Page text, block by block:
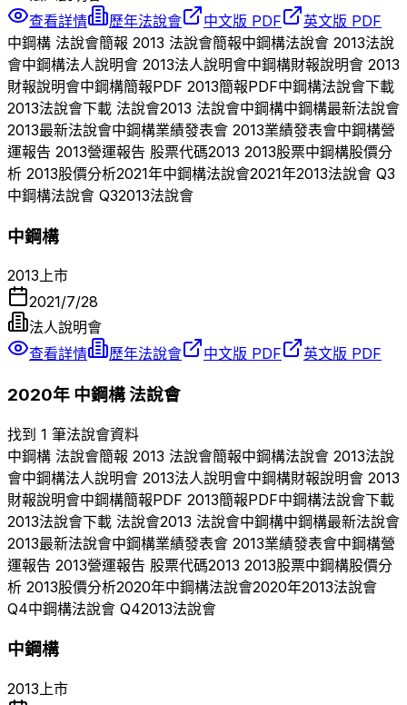
查看詳情
歷年法說會 中文版 PDF
英文版 PDF
中鋼構 法說會簡報 2013 法說會簡報中鋼構法說會 2013法說
會中鋼構法人說明會 2013法人說明會中鋼構財報說明會 2013
財報說明會中鋼構簡報PDF 2013簡報PDF中鋼構法說會下載
2013法說會下載 法說會2013 法說會中鋼構中鋼構最新法說會
2013最新法說會中鋼構業績發表會 2013業績發表會中鋼構營
運報告 2013營運報告 股票代碼2013 2013股票中鋼構股價分
析 2013股價分析2021年中鋼構法說會2021年2013法說會 Q3
中鋼構法說會 Q32013法說會
中鋼構
2013上市
2021/7/28
法人說明會
查看詳情
歷年法說會 中文版 PDF 英文版 PDF
2020年 中鋼構法說會
找到 1 筆法說會資料
中鋼構 法說會簡報 2013 法說會簡報中鋼構法說會 2013法說
會中鋼構法人說明會 2013法人說明會中鋼構財報說明會 2013
財報說明會中鋼構簡報PDF 2013簡報PDF中鋼構法說會下載
2013法說會下載 法說會2013 法說會中鋼構中鋼構最新法說會
2013最新法說會中鋼構業績發表會 2013業績發表會中鋼構營
運報告 2013營運報告 股票代碼2013 2013股票中鋼構股價分
析 2013股價分析2020年中鋼構法說會2020年2013法說會
Q4中鋼構法說會 Q42013法說會
中鋼構
2013上市